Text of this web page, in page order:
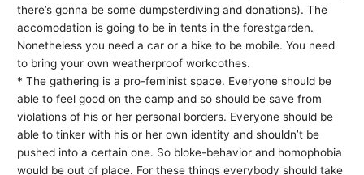
there’s gonna be some dumpsterdiving and donations). The
accomodation is going to be in tents in the forestgarden.
Nonetheless you need a car or a bike to be mobile. You need
to bring your own weatherproof workcothes.
* The gathering is a pro-feminist space. Everyone should be
able to feel good on the camp and so should be save from
violations of his or her personal borders. Everyone should be
able to tinker with his or her own identity and shouldn’t be
pushed into a certain one. So bloke-behavior and homophobia
would be out of place. For these things everybody should take